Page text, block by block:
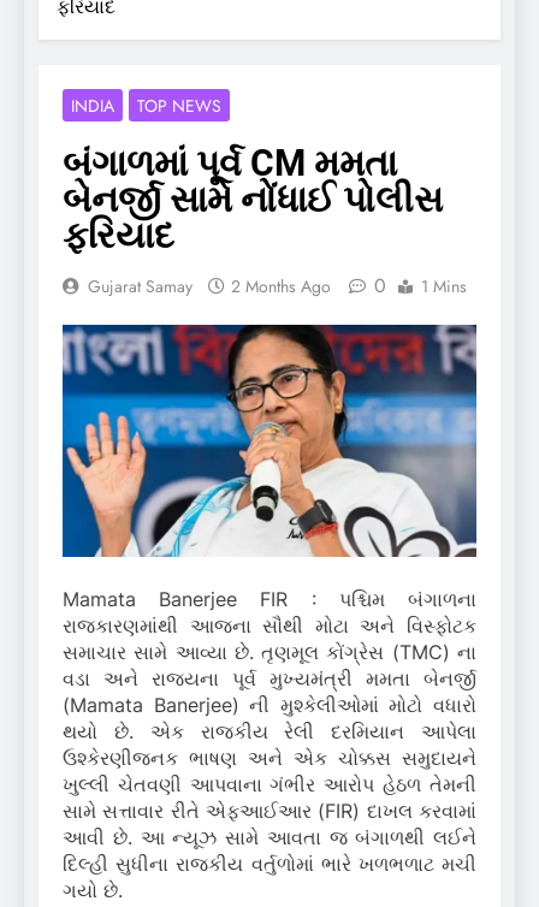
ફરિયાદ
INDIA TOP NEWS
બંગાળમાં પૂર્વ CM મમતા
બેનર્જી સામે નોંધાઈ પોલીસ
ફરિયાદ
Gujarat Samay 2 Months Ago 0 1 Mins
Mamata Banerjee FIR : પશ્ચિમ બંગાળના
રાજકારણમાંથી આજના સૌથી મોટા અને વિસ્ફોટક
સમાચાર સામે આવ્યા છે. તૃણમૂલ કોંગ્રેસ (TMC) ના
વડા અને રાજ્યના પૂર્વ મુખ્યમંત્રી મમતા બેનર્જી
(Mamata Banerjee) ની મુશ્કેલીઓમાં મોટો વધારો
થયો છે. એક રાજકીય રેલી દરમિયાન આપેલા
ઉશ્કેરણીજનક ભાષણ અને એક ચોક્કસ સમુદાયને
ખુલ્લી ચેતવણી આપવાના ગંભીર આરોપ હેઠળ તેમની
સામે સત્તાવાર રીતે એફઆઈઆર (FIR) દાખલ કરવામાં
આવી છે. આ ન્યૂઝ સામે આવતા જ બંગાળથી લઈને
દિલ્હી સુધીના રાજકીય વર્તુળોમાં ભારે ખળભળાટ મચી
ગયો છે.